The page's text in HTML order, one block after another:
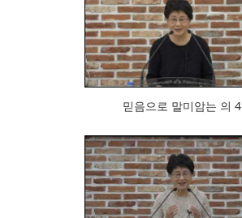
857
믿음으로 말미암는 의 4
944